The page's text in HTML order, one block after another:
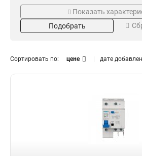
Номинальный ток
отключения
63A 2
16A
Показать
Подобрать
Сортировать по: цене дате